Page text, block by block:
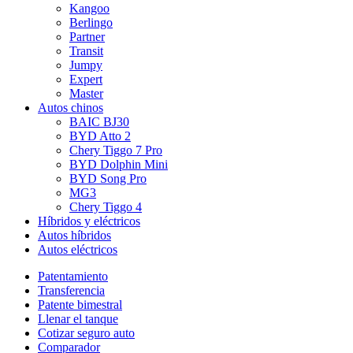
Kangoo
Berlingo
Partner
Transit
Jumpy
Expert
Master
Autos chinos
BAIC BJ30
BYD Atto 2
Chery Tiggo 7 Pro
BYD Dolphin Mini
BYD Song Pro
MG3
Chery Tiggo 4
Híbridos y eléctricos
Autos híbridos
Autos eléctricos
Patentamiento
Transferencia
Patente bimestral
Llenar el tanque
Cotizar seguro auto
Comparador